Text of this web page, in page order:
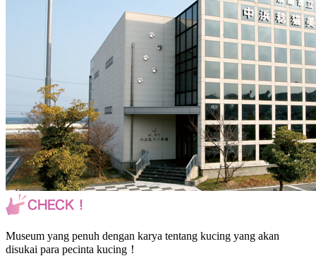
Museum yang penuh dengan karya tentang kucing yang akan
disukai para pecinta kucing！